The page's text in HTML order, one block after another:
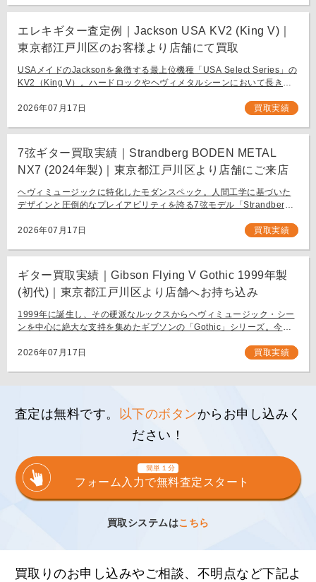
エレキギター査定例｜Jackson USA KV2 (King V)｜
東京都江戸川区のお客様より店舗にて買取
USAメイドのJacksonを象徴する最上位機種「USA Select Series」の
KV2（King V）。ハードロックやヘヴィメタルシーンにおいて長きに
[…]
2026年07月17日 買取実績
7弦ギター買取実績｜Strandberg BODEN METAL
NX7 (2024年製)｜東京都江戸川区より店舗にご来店
ヘヴィミュージックに特化したモダンスペック。人間工学に基づいた
デザインと圧倒的なプレイアビリティを誇る7弦モデル「Strandberg
タリスト […]
2026年07月17日 買取実績
ギター買取実績｜Gibson Flying V Gothic 1999年製
(初代)｜東京都江戸川区より店舗へお持ち込み
1999年に誕生し、その硬派なルックスからヘヴィミュージック・シー
ンを中心に絶大な支持を集めたギブソンの「Gothic」シリーズ。今回
[…]
2026年07月17日 買取実績
査定は無料です。 以下のボタンからお申し込みく
ださい！
簡単１分
フォーム入力で無料査定スタート
買取システムはこちら
買取りのお申し込みやご相談、不明点など下記よ